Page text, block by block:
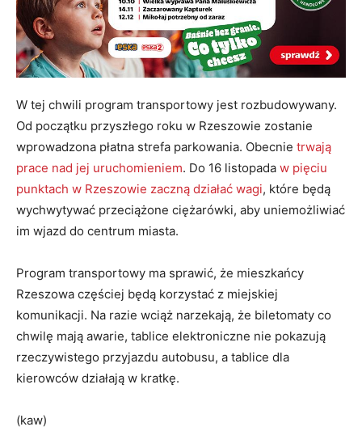
W tej chwili program transportowy jest rozbudowywany.
Od początku przyszłego roku w Rzeszowie zostanie
wprowadzona płatna strefa parkowania. Obecnie trwają
prace nad jej uruchomieniem. Do 16 listopada w pięciu
punktach w Rzeszowie zaczną działać wagi, które będą
wychwytywać przeciążone ciężarówki, aby uniemożliwiać
im wjazd do centrum miasta.
Program transportowy ma sprawić, że mieszkańcy
Rzeszowa częściej będą korzystać z miejskiej
komunikacji. Na razie wciąż narzekają, że biletomaty co
chwilę mają awarie, tablice elektroniczne nie pokazują
rzeczywistego przyjazdu autobusu, a tablice dla
kierowców działają w kratkę.
(kaw)